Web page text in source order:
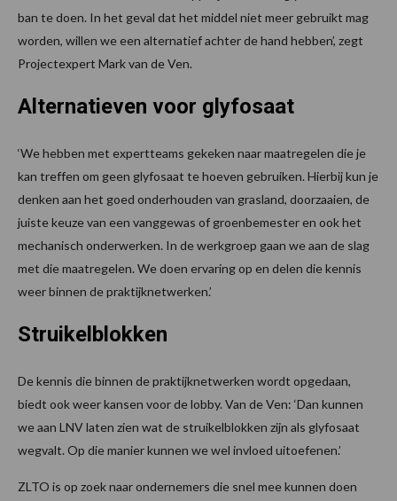
ban te doen. In het geval dat het middel niet meer gebruikt mag
worden, willen we een alternatief achter de hand hebben’, zegt
Projectexpert Mark van de Ven.
Alternatieven voor glyfosaat
‘We hebben met expertteams gekeken naar maatregelen die je
kan treffen om geen glyfosaat te hoeven gebruiken. Hierbij kun je
denken aan het goed onderhouden van grasland, doorzaaien, de
juiste keuze van een vanggewas of groenbemester en ook het
mechanisch onderwerken. In de werkgroep gaan we aan de slag
met die maatregelen. We doen ervaring op en delen die kennis
weer binnen de praktijknetwerken.’
Struikelblokken
De kennis die binnen de praktijknetwerken wordt opgedaan,
biedt ook weer kansen voor de lobby. Van de Ven: ‘Dan kunnen
we aan LNV laten zien wat de struikelblokken zijn als glyfosaat
wegvalt. Op die manier kunnen we wel invloed uitoefenen.’
ZLTO is op zoek naar ondernemers die snel mee kunnen doen